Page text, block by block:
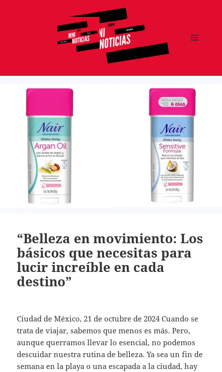
“Belleza en movimiento: Los
básicos que necesitas para
lucir increíble en cada
destino”
Ciudad de México, 21 de octubre de 2024 Cuando se
trata de viajar, sabemos que menos es más. Pero,
aunque querramos llevar lo esencial, no podemos
descuidar nuestra rutina de belleza. Ya sea un fin de
semana en la playa o una escapada a la ciudad, hay